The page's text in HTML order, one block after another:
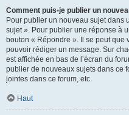
Comment puis-je publier un
Pour publier un nouveau sujet dans
sujet ». Pour publier une réponse à
bouton « Répondre ». Il se peut que
pouvoir rédiger un message. Sur
est affichée en bas de l’écran du
publier de nouveaux sujets dans ce
jointes dans ce forum, etc.
Haut